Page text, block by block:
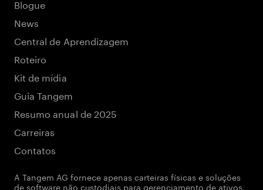
Blogue
News
Central de Aprendizagem
Roteiro
Kit de mídia
Guia Tangem
Resumo anual de 2025
Carreiras
Contatos
A Tangem AG fornece apenas carteiras físicas e soluções
de software não custodiais para gerenciamento de ativos